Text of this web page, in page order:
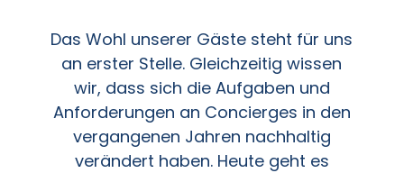
Das Wohl unserer Gäste steht für uns
an erster Stelle. Gleichzeitig wissen
wir, dass sich die Aufgaben und
Anforderungen an Concierges in den
vergangenen Jahren nachhaltig
verändert haben. Heute geht es